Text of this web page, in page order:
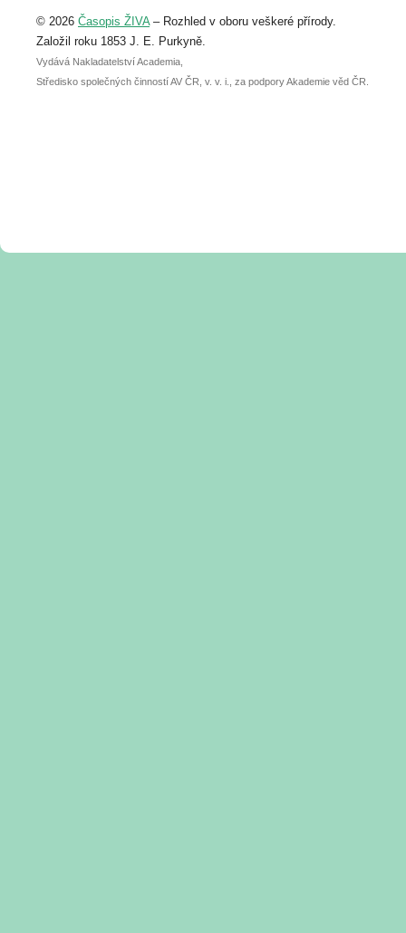
abstraktu přihlášené přednášky nebo
posteru je už 30. června.
© 2026 Časopis ŽIVA– Rozhled v oboru veškeré přírody.
Založil roku 1853 J. E. Purkyně.
Vydává Nakladatelství Academia,
Středisko společných činností AV ČR, v. v. i., za podpory Akademie věd ČR.